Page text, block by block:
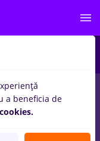
Fără experiență
a beneficia de
cookies.